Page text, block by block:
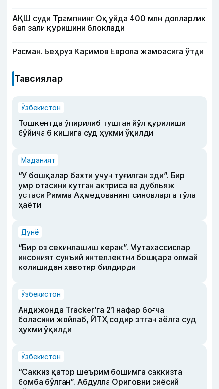
АҚШ суди Трампнинг Оқ уйда 400 млн долларлик
бал зали қуришини блоклади
Расман. Беҳруз Каримов Европа жамоасига ўтди
Тавсиялар
Ўзбекистон
Тошкентда ўпирилиб тушган йўл қурилиши
бўйича 6 кишига суд ҳукми ўқилди
Маданият
“У бошқалар бахти учун туғилган эди”. Бир
умр отасини кутган актриса ва дубльяж
устаси Римма Аҳмедованинг синовларга тўла
ҳаёти
Дунё
“Бир оз секинлашиш керак”. Мутахассислар
инсоният сунъий интеллектни бошқара олмай
қолишидан хавотир билдирди
Ўзбекистон
Андижонда Tracker’га 21 нафар боғча
боласини жойлаб, ЙТҲ содир этган аёлга суд
ҳукми ўқилди
Ўзбекистон
“Саккиз қатор шеърим бошимга саккизта
бомба бўлган”. Абдулла Ориповни сиёсий